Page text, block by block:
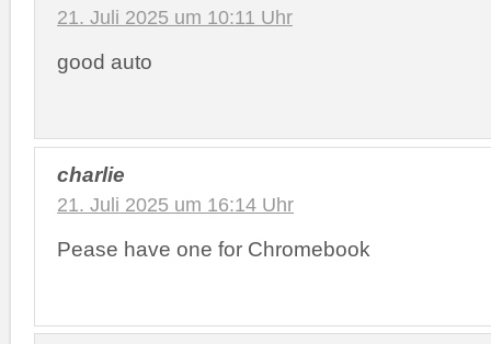
21. Juli 2025 um 10:11 Uhr
good auto
charlie
21. Juli 2025 um 16:14 Uhr
Pease have one for Chromebook